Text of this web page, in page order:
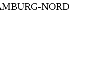
NORD